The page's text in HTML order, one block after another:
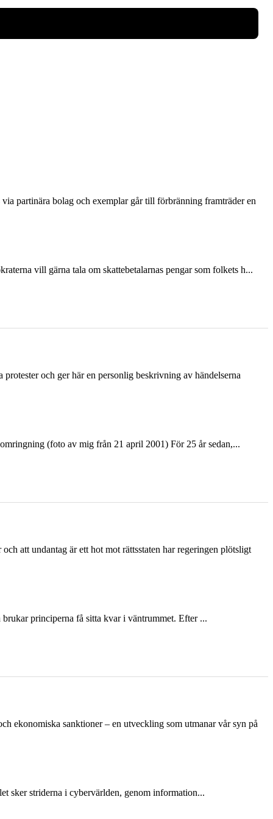
partinära bolag och exemplar går till förbränning framträder en
vill gärna tala om skattebetalarnas pengar som folkets h...
och ger här en personlig beskrivning av händelserna
(foto av mig från 21 april 2001) För 25 år sedan,...
att undantag är ett hot mot rättsstaten har regeringen plötsligt
principerna få sitta kvar i väntrummet. Efter ...
ekonomiska sanktioner – en utveckling som utmanar vår syn på
sker striderna i cybervärlden, genom information...